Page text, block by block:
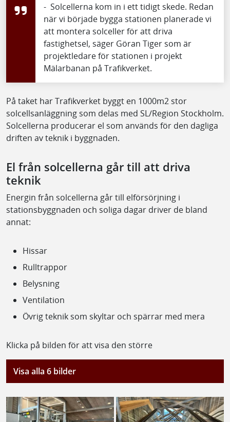
- Solcellerna kom in i ett tidigt skede. Redan
när vi började bygga stationen planerade vi
att montera solceller för att driva
fastighetsel, säger Göran Tiger som är
projektledare för stationen i projekt
Mälarbanan på Trafikverket.
På taket har Trafikverket byggt en 1000m2 stor
solcellsanläggning som delas med SL/Region Stockholm.
Solcellerna producerar el som används för den dagliga
driften av teknik i byggnaden.
El från solcellerna går till att driva
teknik
Energin från solcellerna går till elförsörjning i
stationsbyggnaden och soliga dagar driver de bland
annat:
Hissar
Rulltrappor
Belysning
Ventilation
Övrig teknik som skyltar och spärrar med mera
Klicka på bilden för att visa den större
Visa alla 6 bilder